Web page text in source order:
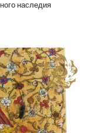
наследия